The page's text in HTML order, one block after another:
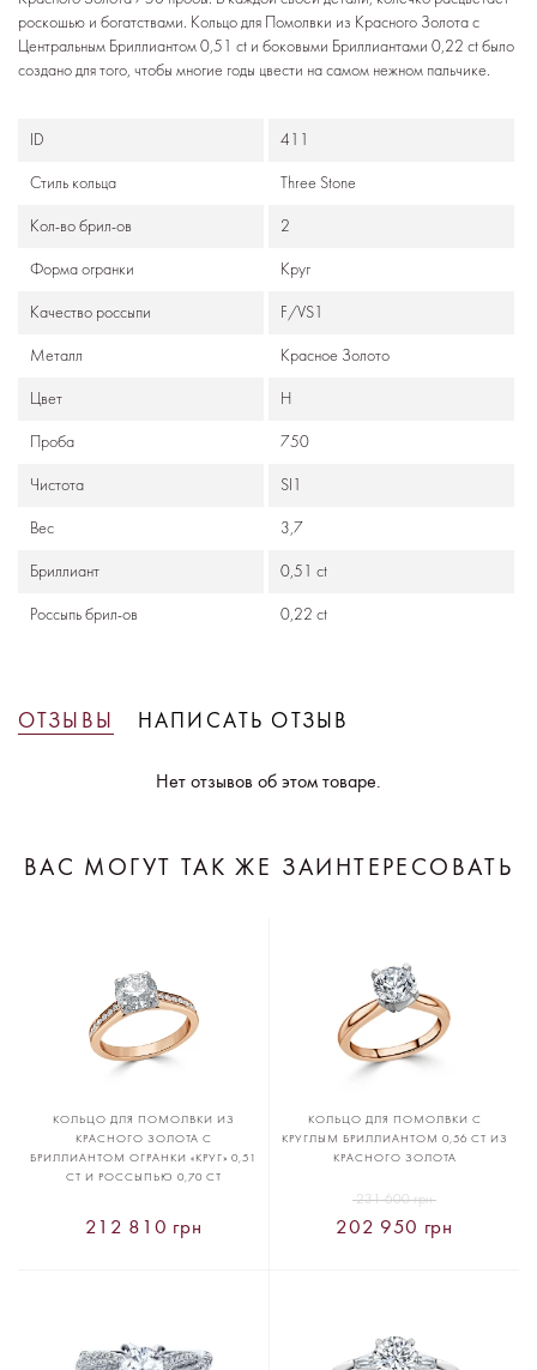
роскошью и богатствами. Кольцо для Помолвки из Красного Золота с
Центральным Бриллиантом 0,51 ct и боковыми Бриллиантами 0,22 ct было
создано для того, чтобы многие годы цвести на самом нежном пальчике.
ID 411
Стиль кольца Three Stone
Кол-во брил-ов 2
Формa огранки Круг
Качество россыпи F/VS1
Металл Красное Золото
Цвет H
Проба 750
Чистота SI1
Вес 3,7
Бриллиант 0,51 ct
Россыпь брил-ов 0,22 ct
ОТЗЫВЫ НАПИСАТЬ ОТЗЫВ
Нет отзывов об этом товаре.
ВАС МОГУТ ТАК ЖЕ ЗАИНТЕРЕСОВАТЬ
КОЛЬЦО ДЛЯ ПОМОЛВКИ ИЗ
КРАСНОГО ЗОЛОТА С
БРИЛЛИАНТОМ ОГРАНКИ «КРУГ» 0,51
CT И РОССЫПЬЮ 0,70 CT
212 810 грн
КОЛЬЦО ДЛЯ ПОМОЛВКИ С
КРУГЛЫМ БРИЛЛИАНТОМ 0,56 CT ИЗ
КРАСНОГО ЗОЛОТА
202 950 грн
231 600 грн